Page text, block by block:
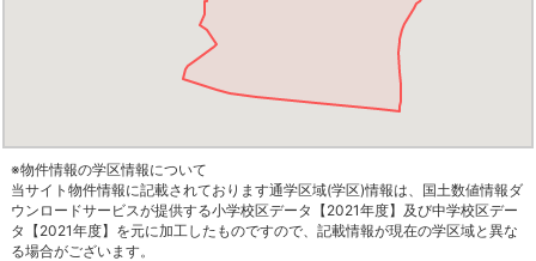
※物件情報の学区情報について
当サイト物件情報に記載されております通学区域(学区)情報は、国土数値情報ダ
ウンロードサービスが提供する小学校区データ【2021年度】及び中学校区デー
タ【2021年度】を元に加工したものですので、記載情報が現在の学区域と異な
る場合がございます。